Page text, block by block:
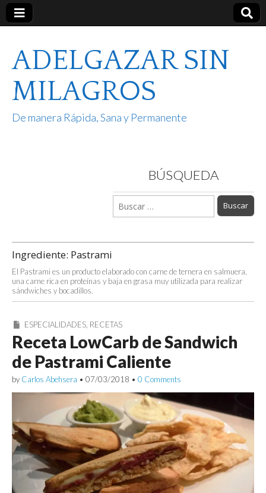
ADELGAZAR SIN
MILAGROS
De manera Rápida, Sana y Permanente
BÚSQUEDA
Buscar:
Ingrediente: Pastrami
El Pastrami es un producto elaborado con carne de ternera en salmuera,
una carne rica en proteínas y baja en grasa muy utilizada para realizar
sándwiches y bocadillos.
ESPECIALIDADES, RECETAS
Receta LowCarb de Sandwich
de Pastrami Caliente
by Carlos Abehsera • 07/03/2018 • 0 Comments